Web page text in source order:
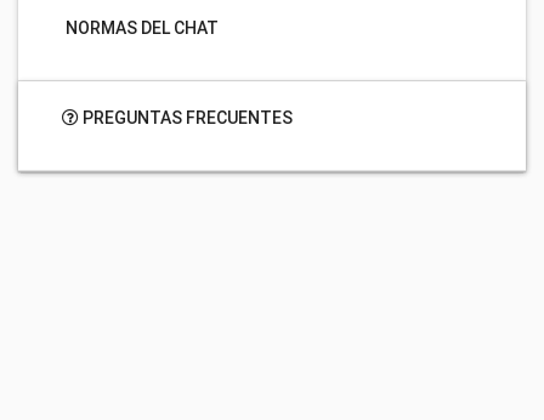
NORMAS DEL CHAT
PREGUNTAS FRECUENTES